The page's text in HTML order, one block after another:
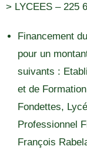
> LYCEES – 225
Financement
pour un
suivants :
et de
Fondettes,
Professionnel
François